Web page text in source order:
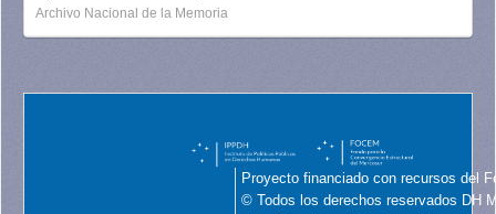
Archivo Nacional de la Memoria
Proyecto financiado con recursos del
© Todos los derechos reservados DH